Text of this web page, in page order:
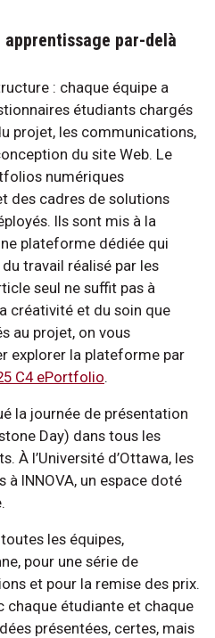
par-delà
: chaque équipe a
étudiants chargés
projet, les communications,
du site Web. Le
numériques
des cadres de solutions
Ils sont mis à la
plateforme dédiée qui
travail réalisé par les
seul ne suffit pas à
créativité et du soin que
au projet, on vous
explorer la plateforme par
C4 ePortfolio.
la journée de présentation
Day) dans tous les
À l’Université d’Ottawa, les
INNOVA, un espace doté
les équipes,
pour une série de
et pour la remise des prix.
chaque étudiante et chaque
présentées, certes, mais